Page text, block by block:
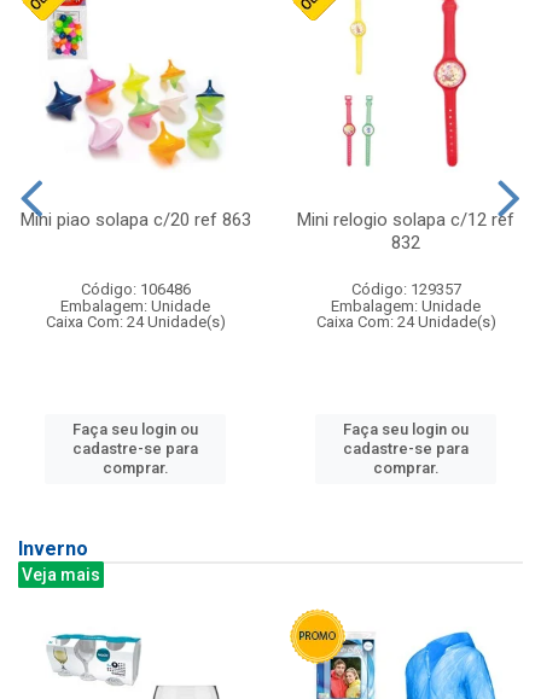
Mini piao solapa c/20 ref 863
Código: 106486
Embalagem: Unidade
Caixa Com: 24 Unidade(s)
Faça seu login ou
cadastre-se para
comprar.
Mini relogio solapa c/12 ref
832
Código: 129357
Embalagem: Unidade
Caixa Com: 24 Unidade(s)
Faça seu login ou
cadastre-se para
comprar.
Inverno
Veja mais